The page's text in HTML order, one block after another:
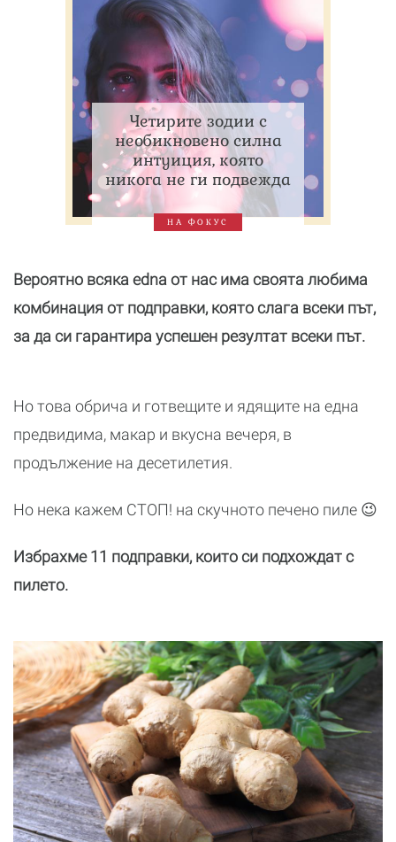
Четирите зодии с
необикновено силна
интуиция, която
никога не ги подвежда
НА ФОКУС
Вероятно всяка edna от нас има своята любима
комбинация от подправки, която слага всеки път,
за да си гарантира успешен резултат всеки път.
Но това обрича и готвещите и ядящите на една
предвидима, макар и вкусна вечеря, в
продължение на десетилетия.
Но нека кажем СТОП! на скучното печено пиле 😉
Избрахме 11 подправки, които си подхождат с
пилето.